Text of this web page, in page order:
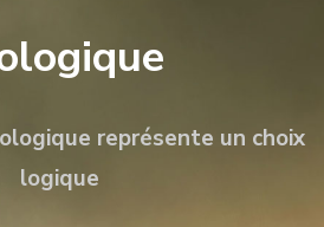
représente un choix
logique